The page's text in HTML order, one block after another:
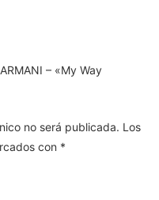
– «My Way
no será publicada. Los
con *